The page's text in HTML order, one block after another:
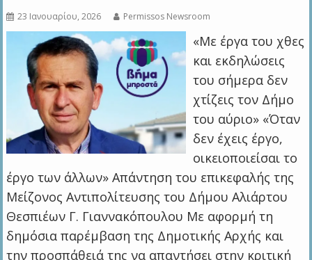
23 Ιανουαρίου, 2026 Permissos Newsroom
«Με έργα του χθες
και εκδηλώσεις
του σήμερα δεν
χτίζεις τον Δήμο
του αύριο» «Όταν
δεν έχεις έργο,
οικειοποιείσαι το
έργο των άλλων» Απάντηση του επικεφαλής της
Μείζονος Αντιπολίτευσης του Δήμου Αλιάρτου
Θεσπιέων Γ. Γιαννακόπουλου Με αφορμή τη
δημόσια παρέμβαση της Δημοτικής Αρχής και
την προσπάθειά της να απαντήσει στην κριτική